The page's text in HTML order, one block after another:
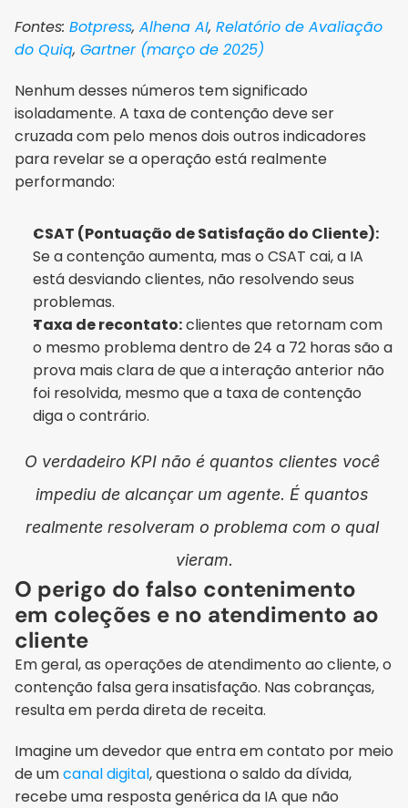
Fontes: Botpress, Alhena AI, Relatório de Avaliação
do Quiq, Gartner (março de 2025)
Nenhum desses números tem significado
isoladamente. A taxa de contenção deve ser
cruzada com pelo menos dois outros indicadores
para revelar se a operação está realmente
performando:
CSAT (Pontuação de Satisfação do Cliente):
Se a contenção aumenta, mas o CSAT cai, a IA
está desviando clientes, não resolvendo seus
problemas.
Taxa de recontato: clientes que retornam com
o mesmo problema dentro de 24 a 72 horas são a
prova mais clara de que a interação anterior não
foi resolvida, mesmo que a taxa de contenção
diga o contrário.
O verdadeiro KPI não é quantos clientes você
impediu de alcançar um agente. É quantos
realmente resolveram o problema com o qual
vieram.
O perigo do falso contenimento
em coleções e no atendimento ao
cliente
Em geral, as operações de atendimento ao cliente, o
contenção falsa gera insatisfação. Nas cobranças,
resulta em perda direta de receita.
Imagine um devedor que entra em contato por meio
de um canal digital, questiona o saldo da dívida,
recebe uma resposta genérica da IA que não